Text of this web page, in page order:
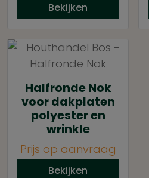
Bekijken
Halfronde Nok
voor dakplaten
polyester en
wrinkle
Prijs op aanvraag
Bekijken